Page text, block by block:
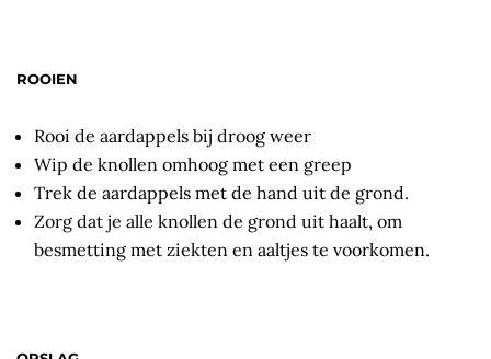
ROOIEN
Rooi de aardappels bij droog weer
Wip de knollen omhoog met een greep
Trek de aardappels met de hand uit de grond.
Zorg dat je alle knollen de grond uit haalt, om
besmetting met ziekten en aaltjes te voorkomen.